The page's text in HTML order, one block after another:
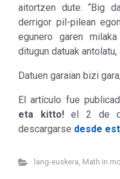
aitortzen dute. “Big
derrigor pil-pilean
egunero garen
ditugun datuak
Datuen garaian bizi
El artículo fue
eta kitto!el 2 de
descargarse desde
lang-euskera, Math in